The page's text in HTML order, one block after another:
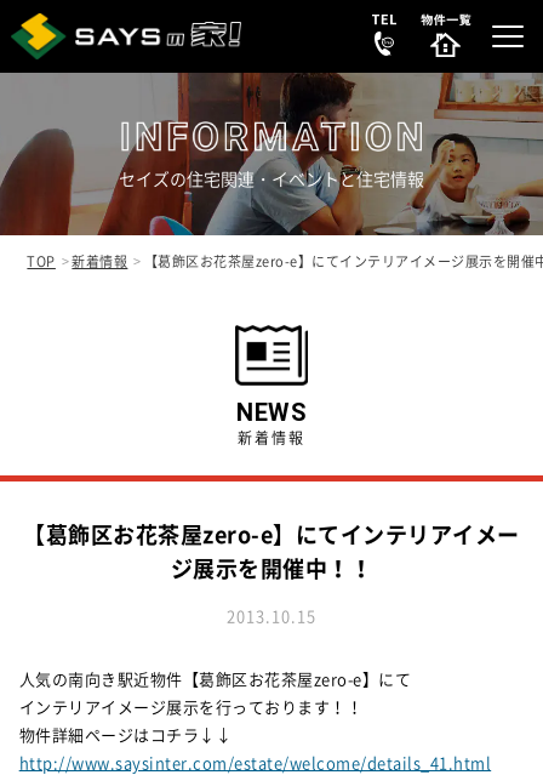
REASON
選ばれる理由
NEW HOUSE
販売中の新築分譲住宅
SECONDHAND
販売中の中古リノベ物件
COMPANY
会社案内
お知らせ
建築実例
オーナーズボイス
動画ギャラリー
ハウスメイキングラボ
（住宅コラム）
オーナーズ
セイズの住宅関連・イベントと住宅情報
TOP 新着情報 【葛飾区お花茶屋zero-e】にてインテリアイメージ展示を開催
NEWS
新着情報
【葛飾区お花茶屋zero-e】にてインテリアイメー
ジ展示を開催中！！
2013.10.15
人気の南向き駅近物件【葛飾区お花茶屋zero-e】にて
インテリアイメージ展示を行っております！！
物件詳細ページはコチラ↓↓
http://www.saysinter.com/estate/welcome/details_41.html